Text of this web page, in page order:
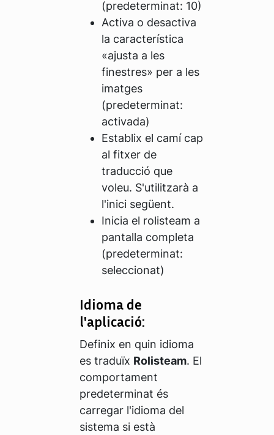
(predeterminat: 10)
Activa o desactiva
la característica
«ajusta a les
finestres» per a les
imatges
(predeterminat:
activada)
Establix el camí cap
al fitxer de
traducció que
voleu. S'utilitzarà a
l'inici següent.
Inicia el rolisteam a
pantalla completa
(predeterminat:
seleccionat)
Idioma de
l'aplicació:
Definix en quin idioma
es traduïx Rolisteam. El
comportament
predeterminat és
carregar l'idioma del
sistema si està